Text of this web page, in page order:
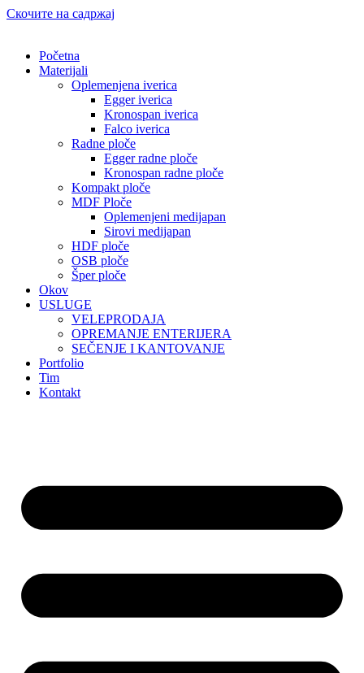
Скочите на садржај
Početna
Materijali
Oplemenjena iverica
Egger iverica
Kronospan iverica
Falco iverica
Radne ploče
Egger radne ploče
Kronospan radne ploče
Kompakt ploče
MDF Ploče
Oplemenjeni medijapan
Sirovi medijapan
HDF ploče
OSB ploče
Šper ploče
Okov
USLUGE
VELEPRODAJA
OPREMANJE ENTERIJERA
SEČENJE I KANTOVANJE
Portfolio
Tim
Kontakt